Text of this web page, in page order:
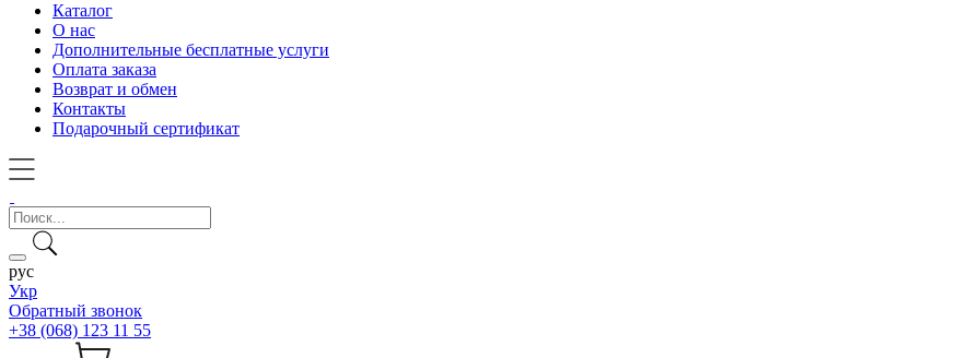
Каталог
О нас
Дополнительные бесплатные услуги
Оплата заказа
Возврат и обмен
Контакты
Подарочный сертификат
рус
Укр
Обратный звонок
+38 (068) 123 11 55